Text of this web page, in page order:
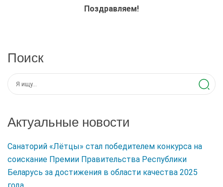
Поздравляем!
Поиск
Актуальные новости
Санаторий «Лётцы» стал победителем конкурса на
соискание Премии Правительства Республики
Беларусь за достижения в области качества 2025